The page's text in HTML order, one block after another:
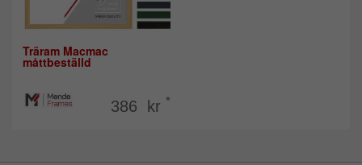
Träram Macmac
måttbeställd
386 kr *